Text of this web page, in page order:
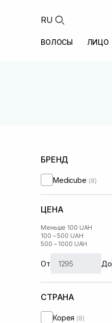
RU
ВОЛОСЫ ЛИЦО
БРЕНД
Medicube (8)
ЦЕНА
Меньше 100 UAH
100 – 500 UAH
500 – 1000 UAH
От До
СТРАНА
Корея (8)